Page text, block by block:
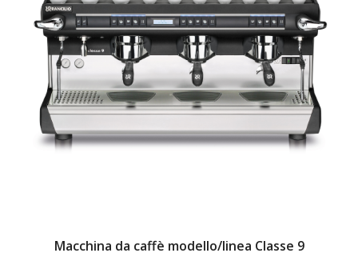
Macchina da caffè modello/linea Classe 9